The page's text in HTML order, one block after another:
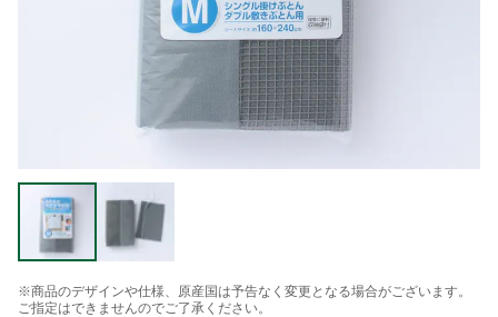
※商品のデザインや仕様、原産国は予告なく変更となる場合がございます。
ご指定はできませんのでご了承ください。